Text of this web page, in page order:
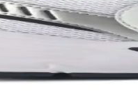
şıklık ve
Metal Taç ve
dayanıklılık,